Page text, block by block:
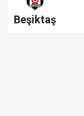
Beşiktaş